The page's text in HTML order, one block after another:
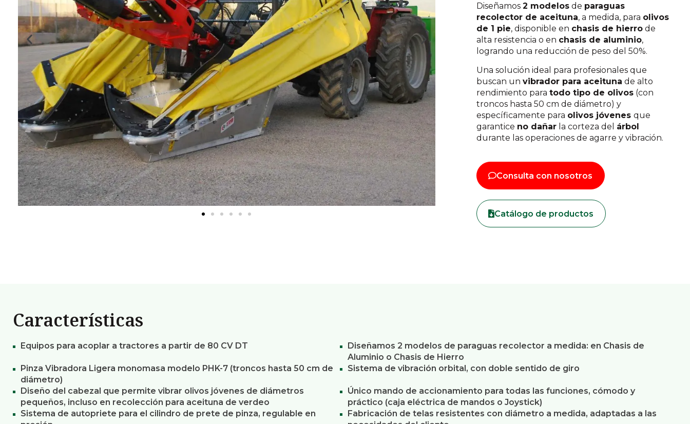
Diseñamos 2 modelosde paraguas
recolector de aceituna, a medida, para olivos
de 1 pie, disponible en chasis de hierrode
alta resistencia o en chasis de aluminio,
logrando una reducción de peso del 50%.
Una solución ideal para profesionales que
buscan un vibrador para aceituna de alto
rendimiento para todo tipo de olivos(con
troncos hasta 50 cm de diámetro) y
específicamente para olivos jóvenes que
garantice no dañarla corteza del árbol
durante las operaciones de agarre y vibración.
Consulta con nosotros
Catálogo de productos
Características
Equipos para acoplar a tractores a partir de 80 CV DT
Diseñamos 2 modelos de paraguas recolector a medida: en Chasis de
Aluminio o Chasis de Hierro
Pinza Vibradora Ligera monomasa modelo PHK-7 (troncos hasta 50 cm de
diámetro)
Sistema de vibración orbital, con doble sentido de giro
Diseño del cabezal que permite vibrar olivos jóvenes de diámetros
pequeños, incluso en recolección para aceituna de verdeo
Único mando de accionamiento para todas las funciones, cómodo y
práctico (caja eléctrica de mandos o Joystick)
Sistema de autopriete para el cilindro de prete de pinza, regulable en
Fabricación de telas resistentes con diámetro a medida, adaptadas a las